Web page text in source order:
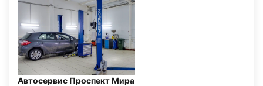
Автосервис Проспект Мира